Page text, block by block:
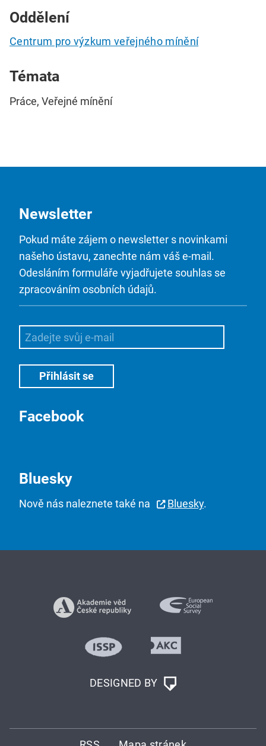
Oddělení
Centrum pro výzkum veřejného mínění
Témata
Práce, Veřejné mínění
Newsletter
Pokud máte zájem o newsletter s novinkami
našeho ústavu, zanechte nám váš e-mail.
Odesláním formuláře vyjadřujete souhlas se
zpracováním osobních údajů.
Facebook
Bluesky
Nově nás naleznete také na Bluesky.
DESIGNED BY